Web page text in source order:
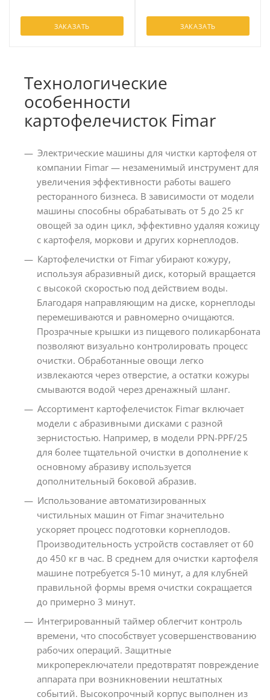
ЗАКАЗАТЬ ЗАКАЗАТЬ
Технологические
особенности
картофелечисток Fimar
Электрические машины для чистки картофеля от
компании Fimar — незаменимый инструмент для
увеличения эффективности работы вашего
ресторанного бизнеса. В зависимости от модели
машины способны обрабатывать от 5 до 25 кг
овощей за один цикл, эффективно удаляя кожицу
с картофеля, моркови и других корнеплодов.
Картофелечистки от Fimar убирают кожуру,
используя абразивный диск, который вращается
с высокой скоростью под действием воды.
Благодаря направляющим на диске, корнеплоды
перемешиваются и равномерно очищаются.
Прозрачные крышки из пищевого поликарбоната
позволяют визуально контролировать процесс
очистки. Обработанные овощи легко
извлекаются через отверстие, а остатки кожуры
смываются водой через дренажный шланг.
Ассортимент картофелечисток Fimar включает
модели с абразивными дисками с разной
зернистостью. Например, в модели PPN-PPF/25
для более тщательной очистки в дополнение к
основному абразиву используется
дополнительный боковой абразив.
Использование автоматизированных
чистильных машин от Fimar значительно
ускоряет процесс подготовки корнеплодов.
Производительность устройств составляет от 60
до 450 кг в час. В среднем для очистки картофеля
машине потребуется 5-10 минут, а для клубней
правильной формы время очистки сокращается
до примерно 3 минут.
Интегрированный таймер облегчит контроль
времени, что способствует усовершенствованию
рабочих операций. Защитные
микропереключатели предотвратят повреждение
аппарата при возникновении нештатных
событий. Высокопрочный корпус выполнен из